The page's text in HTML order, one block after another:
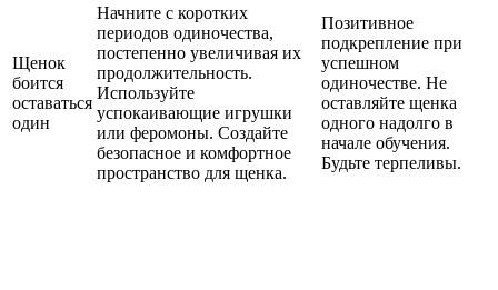
Щенок
боится
оставаться
один
Начните с коротких
периодов одиночества,
постепенно увеличивая их
продолжительность.
Используйте
успокаивающие игрушки
или феромоны. Создайте
безопасное и комфортное
пространство для щенка.
Позитивное
подкрепление при
успешном
одиночестве. Не
оставляйте щенка
одного надолго в
начале обучения.
Будьте терпеливы.